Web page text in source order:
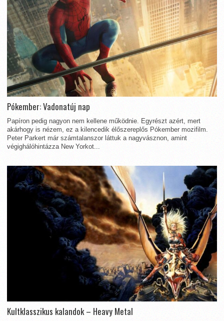
Pókember: Vadonatúj nap
Papíron pedig nagyon nem kellene működnie. Egyrészt azért, mert
akárhogy is nézem, ez a kilencedik élőszereplős Pókember mozifilm.
Peter Parkert már számtalanszor láttuk a nagyvásznon, amint
végighálóhintázza New Yorkot...
Kultklasszikus kalandok – Heavy Metal